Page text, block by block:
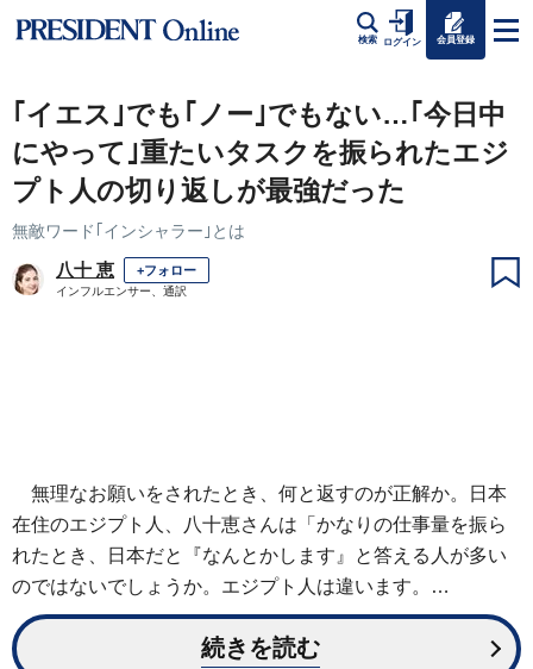
検索 ログイン 会員登録
｢イエス｣でも｢ノー｣でもない…｢今日中
にやって｣重たいタスクを振られたエジ
プト人の切り返しが最強だった
無敵ワード｢インシャラー｣とは
八十 恵 +フォロー
インフルエンサー、通訳
無理なお願いをされたとき、何と返すのが正解か。日本
在住のエジプト人、八十恵さんは「かなりの仕事量を振ら
れたとき、日本だと『なんとかします』と答える人が多い
のではないでしょうか。エジプト人は違います。…
続きを読む